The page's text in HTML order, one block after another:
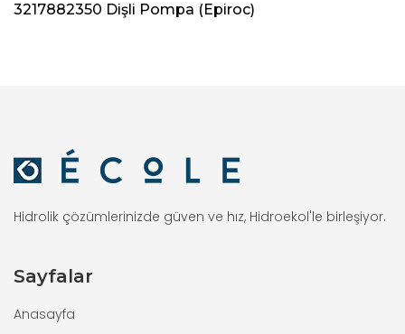
3217882350 Dişli Pompa (Epiroc)
Hidrolik çözümlerinizde güven ve hız, Hidroekol'le birleşiyor.
Sayfalar
Anasayfa